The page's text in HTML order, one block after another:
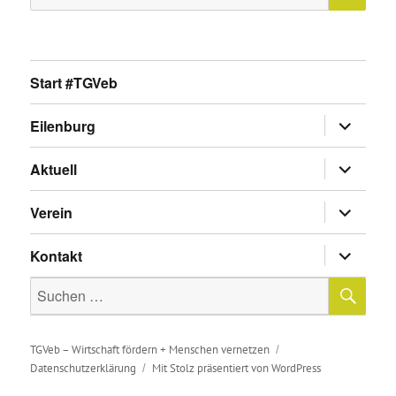
nach:
Start #TGVeb
Eilenburg
anzeigen
Aktuell
anzeigen
Verein
anzeigen
Kontakt
anzeigen
Suche
nach:
TGVeb – Wirtschaft fördern + Menschen vernetzen
Datenschutzerklärung
Mit Stolz präsentiert von WordPress